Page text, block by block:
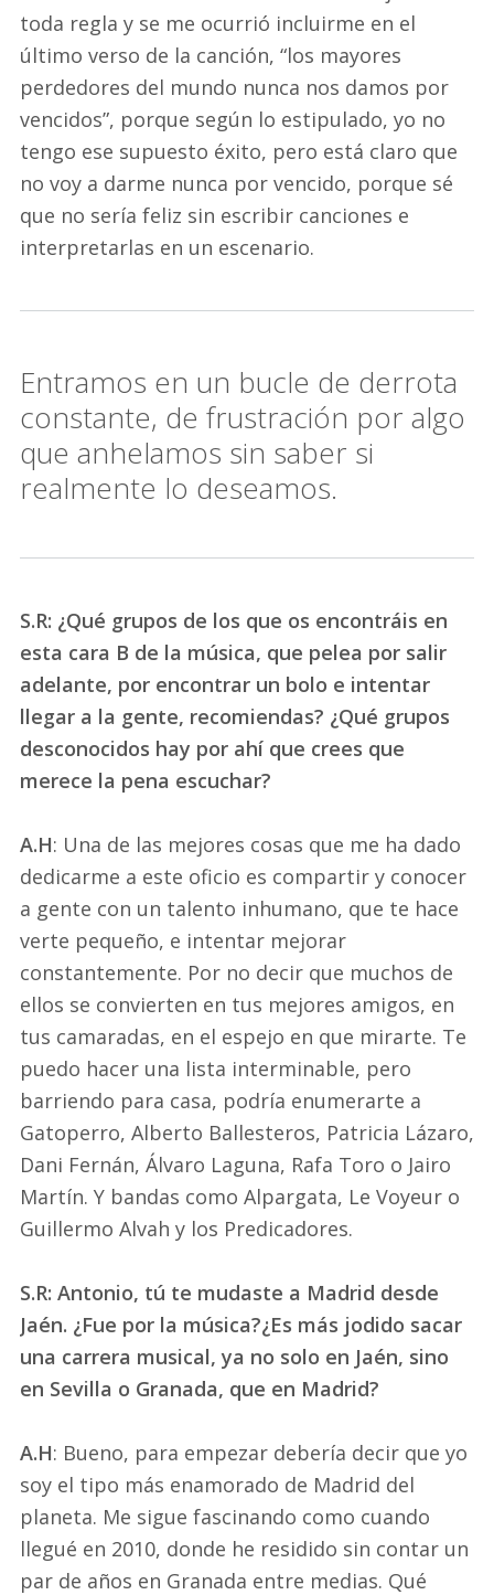
toda regla y se me ocurrió incluirme en el
último verso de la canción, “los mayores
perdedores del mundo nunca nos damos por
vencidos”, porque según lo estipulado, yo no
tengo ese supuesto éxito, pero está claro que
no voy a darme nunca por vencido, porque sé
que no sería feliz sin escribir canciones e
interpretarlas en un escenario.
Entramos en un bucle de derrota
constante, de frustración por algo
que anhelamos sin saber si
realmente lo deseamos.
S.R: ¿Qué grupos de los que os encontráis en
esta cara B de la música, que pelea por salir
adelante, por encontrar un bolo e intentar
llegar a la gente, recomiendas? ¿Qué grupos
desconocidos hay por ahí que crees que
merece la pena escuchar?
A.H: Una de las mejores cosas que me ha dado
dedicarme a este oficio es compartir y conocer
a gente con un talento inhumano, que te hace
verte pequeño, e intentar mejorar
constantemente. Por no decir que muchos de
ellos se convierten en tus mejores amigos, en
tus camaradas, en el espejo en que mirarte. Te
puedo hacer una lista interminable, pero
barriendo para casa, podría enumerarte a
Gatoperro, Alberto Ballesteros, Patricia Lázaro,
Dani Fernán, Álvaro Laguna, Rafa Toro o Jairo
Martín. Y bandas como Alpargata, Le Voyeur o
Guillermo Alvah y los Predicadores.
S.R: Antonio, tú te mudaste a Madrid desde
Jaén. ¿Fue por la música?¿Es más jodido sacar
una carrera musical, ya no solo en Jaén, sino
en Sevilla o Granada, que en Madrid?
A.H: Bueno, para empezar debería decir que yo
soy el tipo más enamorado de Madrid del
planeta. Me sigue fascinando como cuando
llegué en 2010, donde he residido sin contar un
par de años en Granada entre medias. Qué